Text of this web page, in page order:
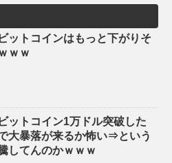
ットコインはもっと下がりそ
ｗｗ
ットコイン1万ドル突破した
大暴落が来るか怖い⇒という
してんのかｗｗｗ